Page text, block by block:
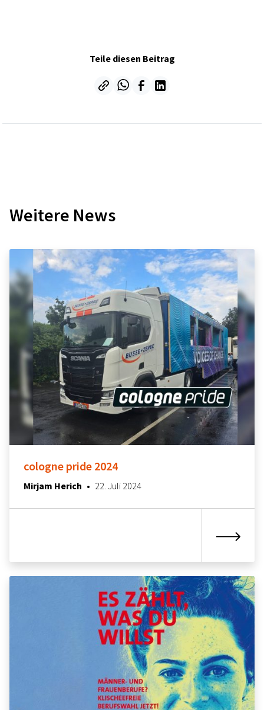
Teile diesen Beitrag
Weitere News
cologne pride 2024
Mirjam Herich • 22. Juli 202424. Juli 2024